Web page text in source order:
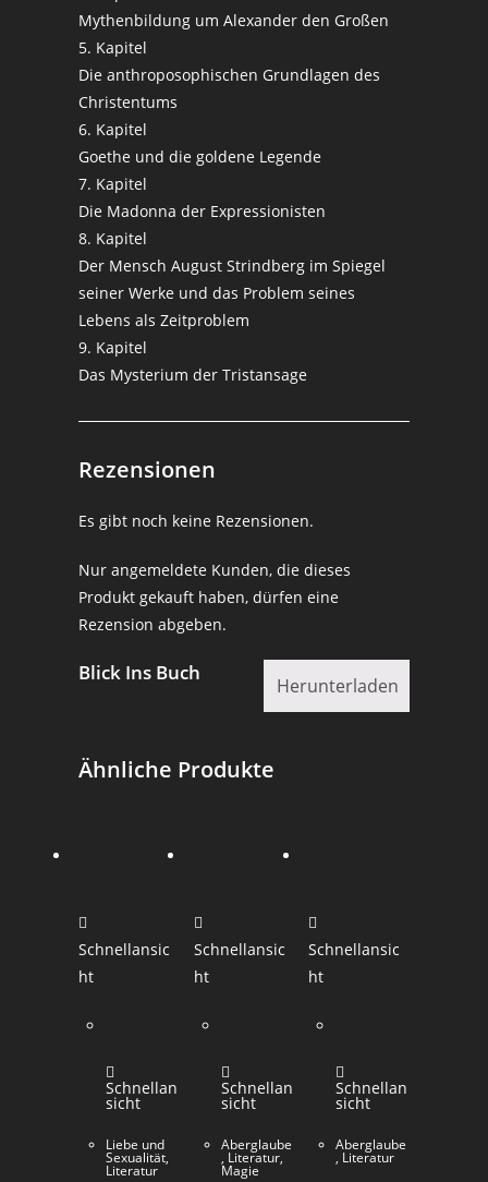
Mythenbildung um Alexander den Großen
5. Kapitel
Die anthroposophischen Grundlagen des
Christentums
6. Kapitel
Goethe und die goldene Legende
7. Kapitel
Die Madonna der Expressionisten
8. Kapitel
Der Mensch August Strindberg im Spiegel
seiner Werke und das Problem seines
Lebens als Zeitproblem
9. Kapitel
Das Mysterium der Tristansage
Rezensionen
Es gibt noch keine Rezensionen.
Nur angemeldete Kunden, die dieses
Produkt gekauft haben, dürfen eine
Rezension abgeben.
Blick Ins Buch
Herunterladen
Ähnliche Produkte
Schnellansic
ht
Schnellan
sicht
Liebe und
Sexualität,
Literatur
Schnellansic
ht
Schnellan
sicht
Aberglaube
, Literatur,
Magie
Schnellansic
ht
Schnellan
sicht
Aberglaube
, Literatur